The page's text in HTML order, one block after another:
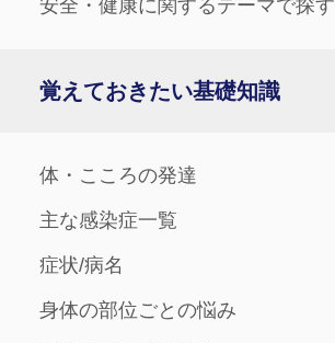
安全・健康に関するテーマで探す
覚えておきたい基礎知識
体・こころの発達
主な感染症一覧
症状/病名
身体の部位ごとの悩み